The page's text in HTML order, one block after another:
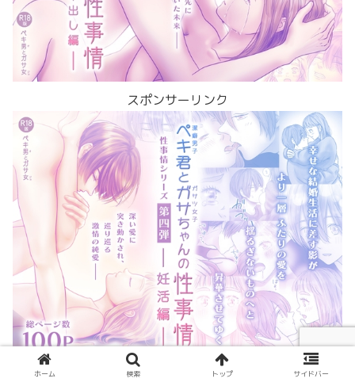
スポンサーリンク
ペキガサ5コマ編
ホーム 検索 トップ サイドバー